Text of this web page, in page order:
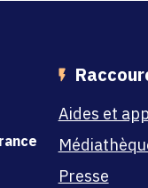
Aides et
Presse